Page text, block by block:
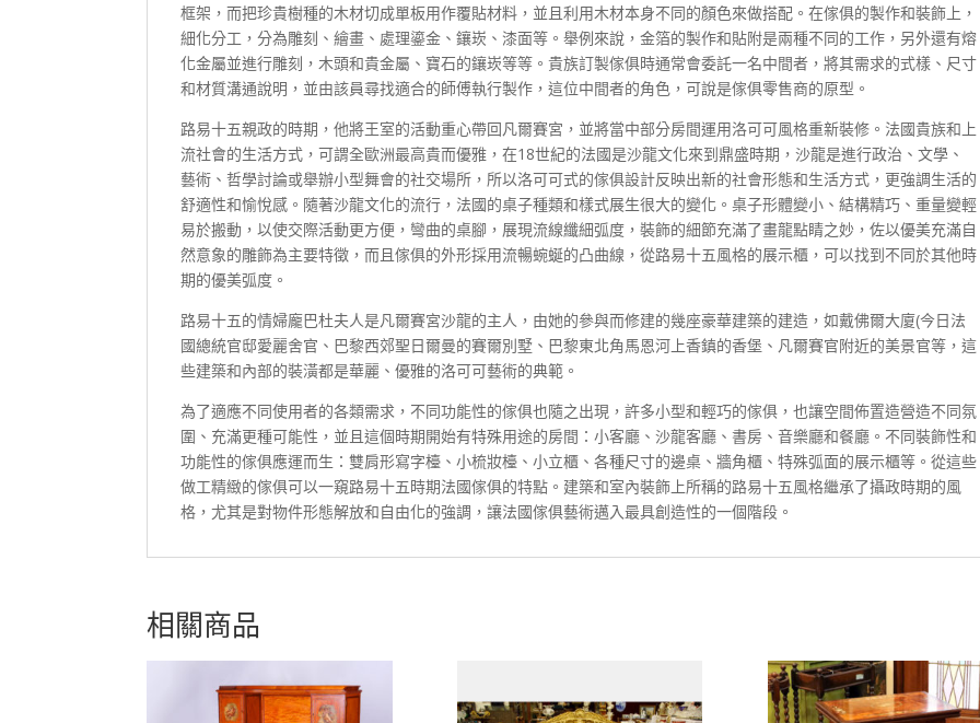
框架，而把珍貴樹種的木材切成單板用作覆貼材料，並且利用木材本身不同的顏色來做搭配。在傢俱的製作和裝飾上，
細化分工，分為雕刻、繪畫、處理鎏金、鑲崁、漆面等。舉例來說，金箔的製作和貼附是兩種不同的工作，另外還有熔
化金屬並進行雕刻，木頭和貴金屬、寶石的鑲崁等等。貴族訂製傢俱時通常會委託一名中間者，將其需求的式樣、尺寸
和材質溝通說明，並由該員尋找適合的師傅執行製作，這位中間者的角色，可說是傢俱零售商的原型。
路易十五親政的時期，他將王室的活動重心帶回凡爾賽宮，並將當中部分房間運用洛可可風格重新裝修。法國貴族和上
流社會的生活方式，可謂全歐洲最高貴而優雅，在18世紀的法國是沙龍文化來到鼎盛時期，沙龍是進行政治、文學、
藝術、哲學討論或舉辦小型舞會的社交場所，所以洛可可式的傢俱設計反映出新的社會形態和生活方式，更強調生活的
舒適性和愉悅感。隨著沙龍文化的流行，法國的桌子種類和樣式展生很大的變化。桌子形體變小、結構精巧、重量變輕
易於搬動，以使交際活動更方便，彎曲的桌腳，展現流線纖細弧度，裝飾的細節充滿了畫龍點睛之妙，佐以優美充滿自
然意象的雕飾為主要特徵，而且傢俱的外形採用流暢蜿蜒的凸曲線，從路易十五風格的展示櫃，可以找到不同於其他時
期的優美弧度。
路易十五的情婦龐巴杜夫人是凡爾賽宮沙龍的主人，由她的參與而修建的幾座豪華建築的建造，如戴佛爾大廈(今日法
國總統官邸愛麗舍官、巴黎西郊聖日爾曼的賽爾別墅、巴黎東北角馬恩河上香鎮的香堡、凡爾賽官附近的美景官等，這
些建築和內部的裝潢都是華麗、優雅的洛可可藝術的典範。
為了適應不同使用者的各類需求，不同功能性的傢俱也隨之出現，許多小型和輕巧的傢俱，也讓空間佈置造營造不同氛
圍、充滿更種可能性，並且這個時期開始有特殊用途的房間：小客廳、沙龍客廳、書房、音樂廳和餐廳。不同裝飾性和
功能性的傢俱應運而生：雙肩形寫字檯、小梳妝檯、小立櫃、各種尺寸的邊桌、牆角櫃、特殊弧面的展示櫃等。從這些
做工精緻的傢俱可以一窺路易十五時期法國傢俱的特點。建築和室內裝飾上所稱的路易十五風格繼承了攝政時期的風
格，尤其是對物件形態解放和自由化的強調，讓法國傢俱藝術邁入最具創造性的一個階段。
相關商品